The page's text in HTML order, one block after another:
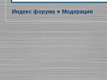
Индекс форума » Модерация